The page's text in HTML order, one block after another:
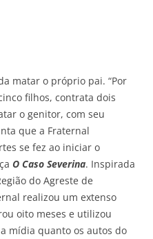
matar o próprio pai. “Por
filhos, contrata dois
o genitor, com seu
que a Fraternal
se fez ao iniciar o
O Caso Severina. Inspirada
do Agreste de
realizou um extenso
oito meses e utilizou
mídia quanto os autos do